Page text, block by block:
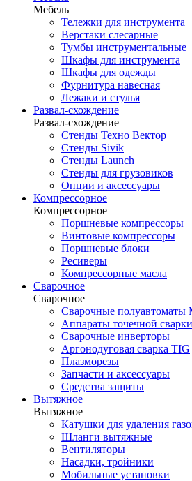
Мебель
Тележки для инструмента
Верстаки слесарные
Тумбы инструментальные
Шкафы для инструмента
Шкафы для одежды
Фурнитура навесная
Лежаки и стулья
Развал-схождение
Развал-схождение
Стенды Техно Вектор
Стенды Sivik
Стенды Launch
Стенды для грузовиков
Опции и аксессуары
Компрессорное
Компрессорное
Поршневые компрессоры
Винтовые компрессоры
Поршневые блоки
Ресиверы
Компрессорные масла
Сварочное
Сварочное
Сварочные полуавтоматы
Аппараты точечной сварки
Сварочные инверторы
Аргонодуговая сварка TIG
Плазморезы
Запчасти и аксессуары
Средства защиты
Вытяжное
Вытяжное
Катушки для удаления
Шланги вытяжные
Вентиляторы
Насадки, тройники
Мобильные установки